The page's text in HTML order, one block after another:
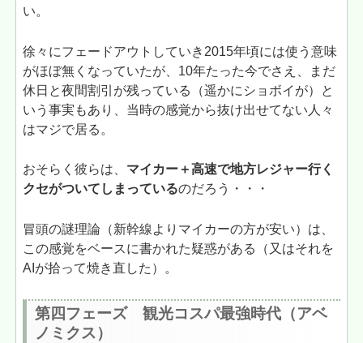
い。
徐々にフェードアウトしていき2015年頃には使う意味
がほぼ無くなっていたが、10年たった今でさえ、まだ
休日と夜間割引が残っている（遥かにショボイが）と
いう事実もあり、当時の感覚から抜け出せてない人々
はマジで居る。
おそらく彼らは、 マイカー＋高速で地方レジャー行く
クセがついてしまっているのだろう・・・
冒頭の謎理論（新幹線よりマイカーの方が安い）は、
この感覚をベースに書かれた疑惑がある（又はそれを
AIが拾って焼き直した）。
第四フェーズ 観光コスパ最強時代（アベ
ノミクス）